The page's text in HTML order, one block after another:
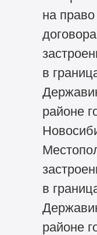
на
в
районе
в
районе